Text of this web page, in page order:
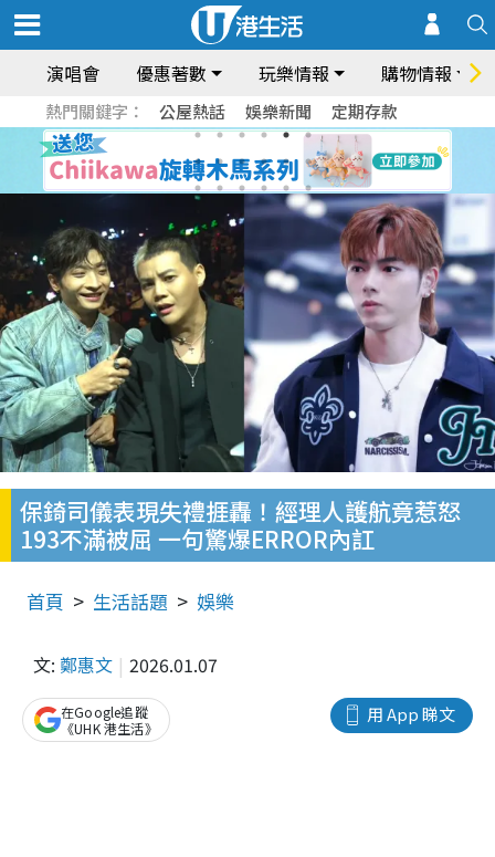
演唱會 優惠著數 玩樂情報 購物情報
熱門關鍵字： 公屋熱話 娛樂新聞 定期存款
保錡司儀表現失禮捱轟！經理人護航竟惹怒
193不滿被屈 一句驚爆ERROR內訌
首頁 生活話題 娛樂
文: 鄭惠文 2026.01.07
用 App 睇文
在Google追蹤
《UHK 港生活》